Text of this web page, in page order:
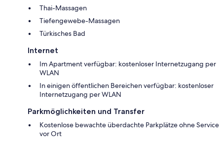
Thai-Massagen
Tiefengewebe-Massagen
Türkisches Bad
Internet
Im Apartment verfügbar: kostenloser Internetzugang per
WLAN
In einigen öffentlichen Bereichen verfügbar: kostenloser
Internetzugang per WLAN
Parkmöglichkeiten und Transfer
Kostenlose bewachte überdachte Parkplätze ohne Service
vor Ort